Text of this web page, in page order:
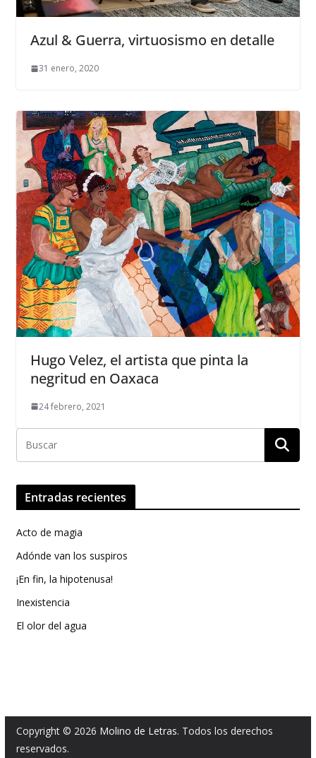
Azul & Guerra, virtuosismo en detalle
31 enero, 2020
Hugo Velez, el artista que pinta la
negritud en Oaxaca
24 febrero, 2021
Entradas recientes
Acto de magia
Adónde van los suspiros
¡En fin, la hipotenusa!
Inexistencia
El olor del agua
Copyright © 2026 Molino de Letras. Todos los derechos
reservados.